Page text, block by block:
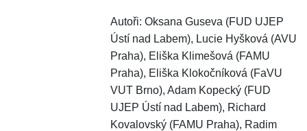
Autoři: Oksana Guseva (FUD UJEP
Ústí nad Labem), Lucie Hyšková (AVU
Praha), Eliška Klimešová (FAMU
Praha), Eliška Klokočníková (FaVU
VUT Brno), Adam Kopecký (FUD
UJEP Ústí nad Labem), Richard
Kovalovský (FAMU Praha), Radim